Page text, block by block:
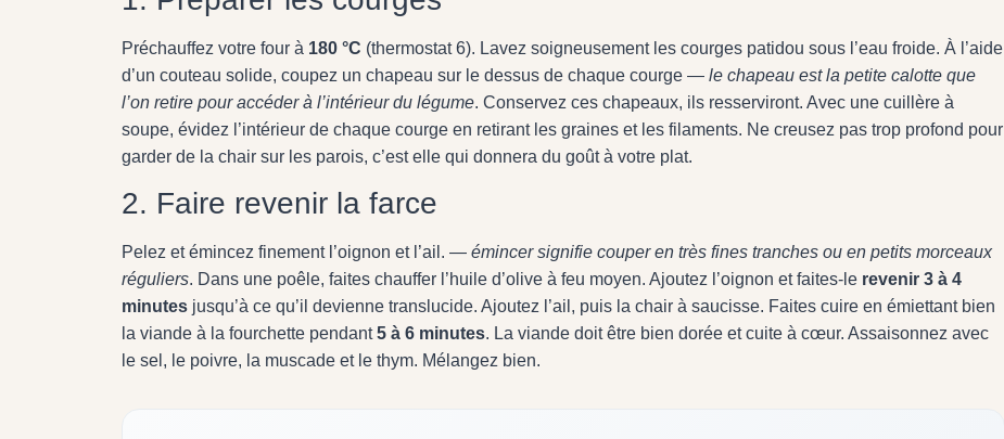
Préchauffez votre four à 180 °C (thermostat 6). Lavez soigneusement les courges patidou sous l’eau froide. À l’aide
d’un couteau solide, coupez un chapeau sur le dessus de chaque courge — le chapeau est la petite calotte que
l’on retire pour accéder à l’intérieur du légume. Conservez ces chapeaux, ils resserviront. Avec une cuillère à
soupe, évidez l’intérieur de chaque courge en retirant les graines et les filaments. Ne creusez pas trop profond pour
garder de la chair sur les parois, c’est elle qui donnera du goût à votre plat.
2. Faire revenir la farce
Pelez et émincez finement l’oignon et l’ail. — émincer signifie couper en très fines tranches ou en petits morceaux
réguliers. Dans une poêle, faites chauffer l’huile d’olive à feu moyen. Ajoutez l’oignon et faites-le revenir 3 à 4
minutes jusqu’à ce qu’il devienne translucide. Ajoutez l’ail, puis la chair à saucisse. Faites cuire en émiettant bien
la viande à la fourchette pendant5 à 6 minutes. La viande doit être bien dorée et cuite à cœur. Assaisonnez avec
le sel, le poivre, la muscade et le thym. Mélangez bien.